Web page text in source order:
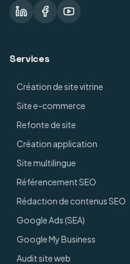
Services
Création de site vitrine
Site e-commerce
Refonte de site
Création application
Site multilingue
Référencement SEO
Rédaction de contenus SEO
Google Ads (SEA)
Google My Business
Audit site web